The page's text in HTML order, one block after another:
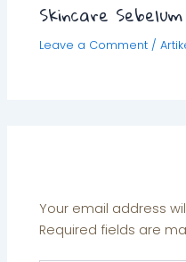
Skincare
Leave a Comment /
Your email address
Required fields are